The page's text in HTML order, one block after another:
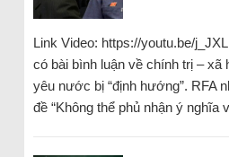
Link Video: https://youtu.be/
có bài bình luận về chính trị – xã
yêu nước bị “định hướng”. RFA
đề “Không thể phủ nhận ý nghĩa